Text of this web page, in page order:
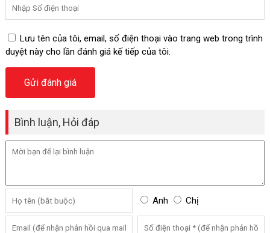
Lưu tên của tôi, email, số điện thoại vào trang web trong trình
duyệt này cho lần đánh giá kế tiếp của tôi.
Bình luận, Hỏi đáp
Anh Chị